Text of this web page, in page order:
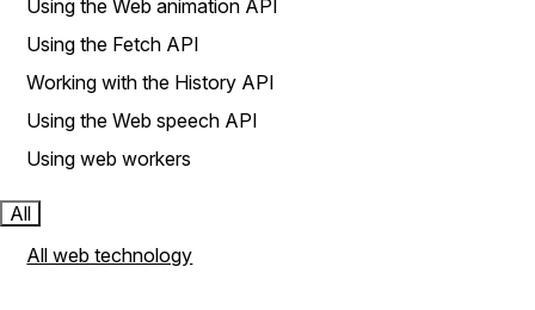
Using the Web animation API
Using the Fetch API
Working with the History API
Using the Web speech API
Using web workers
All
All web technology